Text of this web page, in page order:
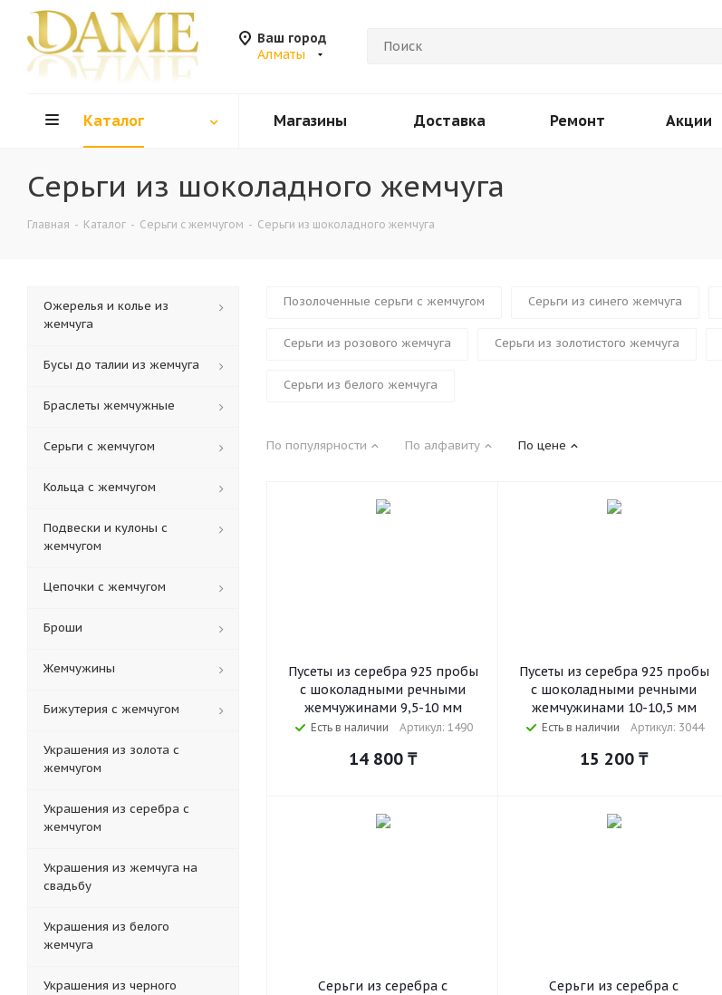
Ваш город
Алматы
Каталог Магазины Доставка Ремонт Акции
Серьги из шоколадного жемчуга
Главная - Каталог - Серьги с жемчугом - Серьги из шоколадного жемчуга
Позолоченные серьги с жемчугом Серьги из синего жемчуга
Серьги из розового жемчуга Серьги из золотистого жемчуга
Серьги из белого жемчуга
По популярности По алфавиту По цене
Пусеты из серебра 925 пробы
с шоколадными речными
жемчужинами 9,5-10 мм
Есть в наличии Артикул: 1490
14 800 ₸
Пусеты из серебра 925 пробы
с шоколадными речными
жемчужинами 10-10,5 мм
Есть в наличии Артикул: 3044
15 200 ₸
Серьги из серебра с
Серьги из серебра с
Ожерелья и колье из
жемчуга
Бусы до талии из жемчуга
Браслеты жемчужные
Серьги с жемчугом
Кольца c жемчугом
Подвески и кулоны с
жемчугом
Цепочки с жемчугом
Броши
Жемчужины
Бижутерия с жемчугом
Украшения из золота с
жемчугом
Украшения из серебра с
жемчугом
Украшения из жемчуга на
свадьбу
Украшения из белого
жемчуга
Украшения из черного